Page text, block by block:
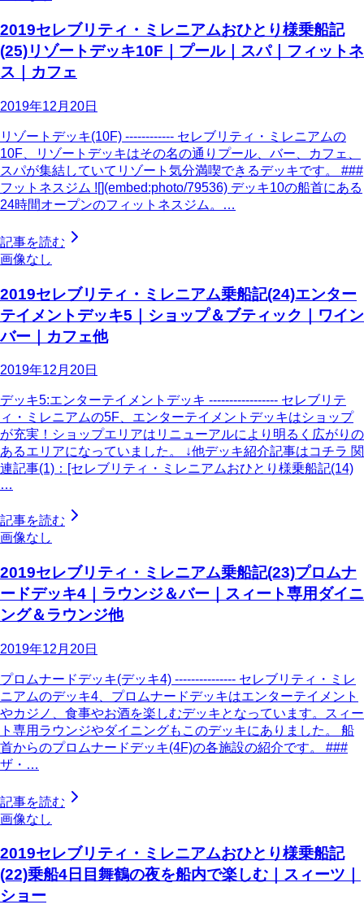
2019セレブリティ・ミレニアムおひとり様乗船記
(25)リゾートデッキ10F｜プール｜スパ｜フィットネ
ス｜カフェ
2019年12月20日
リゾートデッキ(10F) ------------ セレブリティ・ミレニアムの
10F、リゾートデッキはその名の通りプール、バー、カフェ、
スパが集結していてリゾート気分満喫できるデッキです。 ###
フットネスジム ![](embed:photo/79536) デッキ10の船首にある
24時間オープンのフィットネスジム。…
記事を読む
画像なし
2019セレブリティ・ミレニアム乗船記(24)エンター
テイメントデッキ5｜ショップ＆ブティック｜ワイン
バー｜カフェ他
2019年12月20日
デッキ5:エンターテイメントデッキ ----------------- セレブリテ
ィ・ミレニアムの5F、エンターテイメントデッキはショップ
が充実！ショップエリアはリニューアルにより明るく広がりの
あるエリアになっていました。 ↓他デッキ紹介記事はコチラ 関
連記事(1)：[セレブリティ・ミレニアムおひとり様乗船記(14)
…
記事を読む
画像なし
2019セレブリティ・ミレニアム乗船記(23)プロムナ
ードデッキ4｜ラウンジ＆バー｜スィート専用ダイニ
ング＆ラウンジ他
2019年12月20日
プロムナードデッキ(デッキ4) --------------- セレブリティ・ミレ
ニアムのデッキ4、プロムナードデッキはエンターテイメント
やカジノ、食事やお酒を楽しむデッキとなっています。スィー
ト専用ラウンジやダイニングもこのデッキにありました。 船
首からのプロムナードデッキ(4F)の各施設の紹介です。 ###
ザ・…
記事を読む
画像なし
2019セレブリティ・ミレニアムおひとり様乗船記
(22)乗船4日目舞鶴の夜を船内で楽しむ｜スィーツ｜
ショー